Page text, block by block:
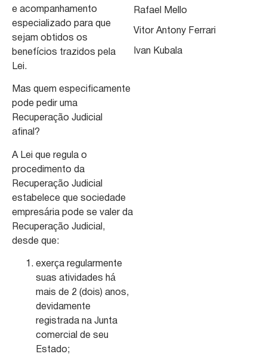
e acompanhamento
especializado para que
sejam obtidos os
benefícios trazidos pela
Lei.
Mas quem especificamente
pode pedir uma
Recuperação Judicial
afinal?
A Lei que regula o
procedimento da
Recuperação Judicial
estabelece que sociedade
empresária pode se valer da
Recuperação Judicial,
desde que:
exerça regularmente
suas atividades há
mais de 2 (dois) anos,
devidamente
registrada na Junta
comercial de seu
Estado;
Rafael Mello
Vitor Antony Ferrari
Ivan Kubala